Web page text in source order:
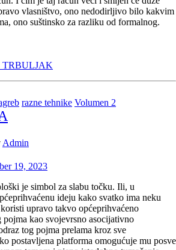
vlasništvo, ono nedodirljivo bilo kakvim
ono suštinsko za razliku od formalnog.
TRBULJAK
razne tehnike Volumen 2
Admin
19, 2023
je simbol za slabu točku. Ili, u
ideju kako svatko ima neku
upravo takvo općeprihvaćeno
kao svojevrsno asocijativno
tog pojma prelama kroz sve
postavljena platforma omogućuje mu posve